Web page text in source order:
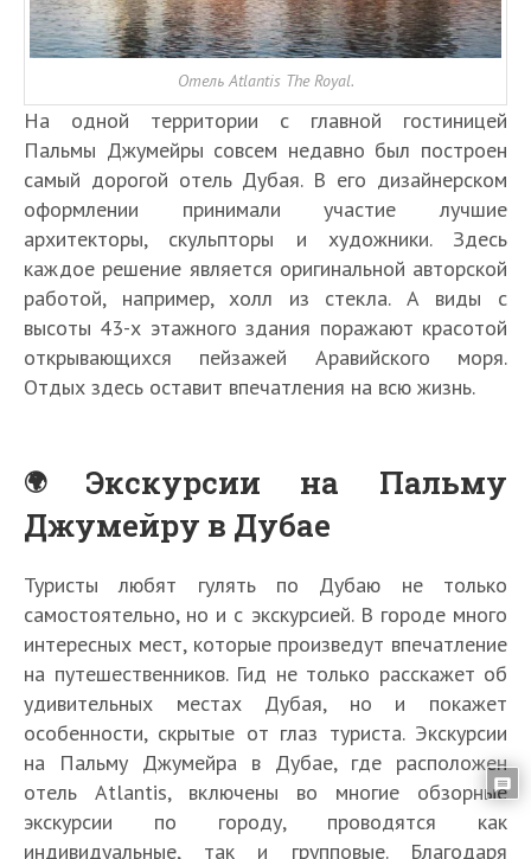
Отель Atlantis The Royal.
На одной территории с главной гостиницей
Пальмы Джумейры совсем недавно был построен
самый дорогой отель Дубая. В его дизайнерском
оформлении принимали участие лучшие
архитекторы, скульпторы и художники. Здесь
каждое решение является оригинальной авторской
работой, например, холл из стекла. А виды с
высоты 43-х этажного здания поражают красотой
открывающихся пейзажей Аравийского моря.
Отдых здесь оставит впечатления на всю жизнь.
Экскурсии на Пальму
Джумейру в Дубае
Туристы любят гулять по Дубаю не только
самостоятельно, но и с экскурсией. В городе много
интересных мест, которые произведут впечатление
на путешественников. Гид не только расскажет об
удивительных местах Дубая, но и покажет
особенности, скрытые от глаз туриста. Экскурсии
на Пальму Джумейра в Дубае, где расположен
отель Atlantis, включены во многие обзорные
экскурсии по городу, проводятся как
индивидуальные, так и групповые. Благодаря